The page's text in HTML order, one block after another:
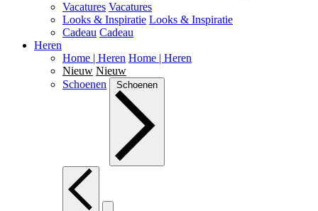
Vacatures Vacatures
Looks & Inspiratie Looks & Inspiratie
Cadeau Cadeau
Heren
Home | Heren Home | Heren
Nieuw Nieuw
Schoenen
Schoenen